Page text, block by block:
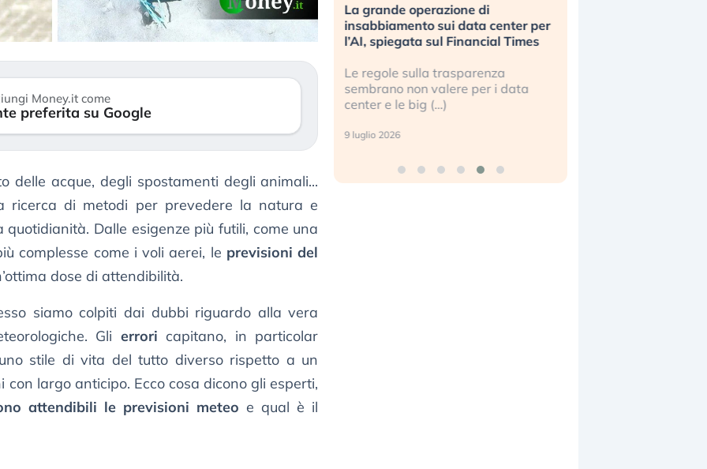
Money.it come
preferita su Google
delle acque, degli spostamenti degli animali...
ricerca di metodi per prevedere la natura e
Dalle esigenze più futili, come una
complesse come i voli aerei, le previsioni del
dose di attendibilità.
siamo colpiti dai dubbi riguardo alla vera
Gli errori capitano, in particolar
stile di vita del tutto diverso rispetto a un
largo anticipo. Ecco cosa dicono gli esperti,
attendibili le previsioni meteo e qual è il
più
sta
Russia e Cina pronti a spegnere
Starlink. Gli investitori stanno
sottovalutando il rischio?
ignorare il rischio geopolitico: il (…)
17 luglio 2026
La grande operazione di
insabbiamento sui data center per
l’AI, spiegata sul Financial Times
Le regole sulla trasparenza
sembrano non valere per i data
center e le big (…)
9 luglio 2026